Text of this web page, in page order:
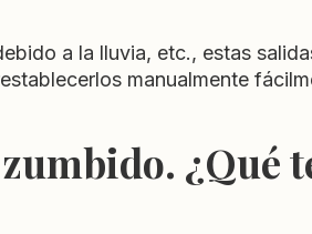
a la lluvia, etc., estas
manualmente
¿Qué